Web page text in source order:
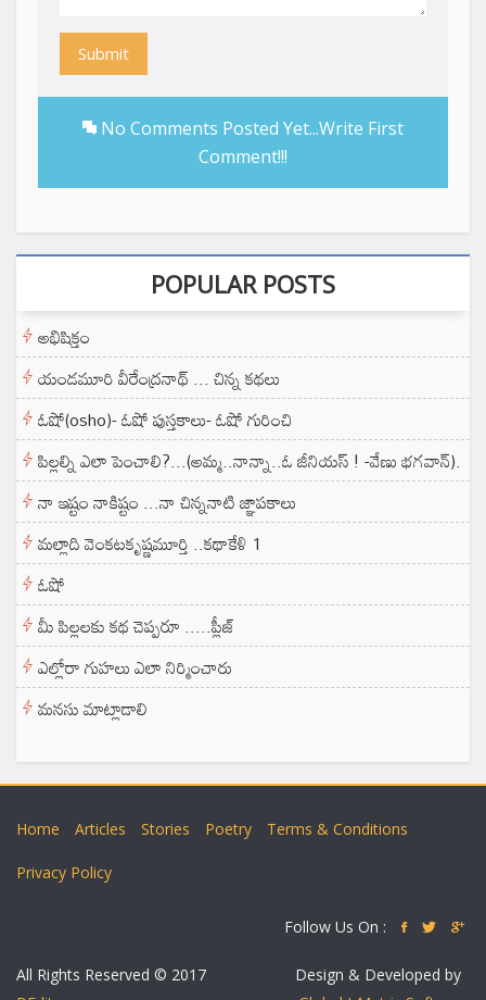
Submit
No Comments Posted Yet...Write First
Comment!!!
POPULAR POSTS
అభిషిక్తం
యండమూరి వీరేంద్రనాథ్ ... చిన్న కథలు
ఓషో(osho)- ఓషో పుస్తకాలు- ఓషో గురించి
పిల్లల్ని ఎలా పెంచాలి?...(అమ్మ..నాన్నా..ఓ జీనియస్ ! -వేణు భగవాన్).
నా ఇష్టం నాకిష్టం ...నా చిన్ననాటి జ్ఞాపకాలు
మల్లాది వెంకటకృష్ణమూర్తి ..కథాకేళి 1
ఓషో
మీ పిల్లలకు కథ చెప్పరూ .....ప్లీజ్
ఎల్లోరా గుహలు ఎలా నిర్మించారు
మనసు మాట్లాడాలి
Home Articles Stories Poetry Terms & Conditions
Privacy Policy
Follow Us On :
All Rights Reserved © 2017
Design & Developed by